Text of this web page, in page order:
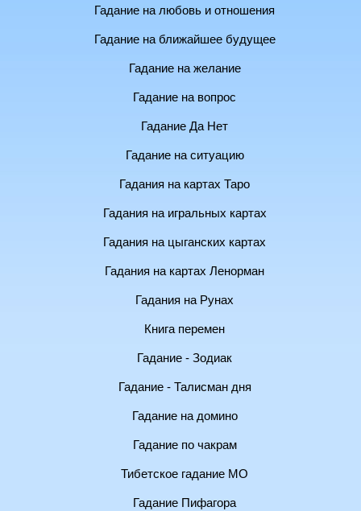
Гадание на любовь и отношения
Гадание на ближайшее будущее
Гадание на желание
Гадание на вопрос
Гадание Да Нет
Гадание на ситуацию
Гадания на картах Таро
Гадания на игральных картах
Гадания на цыганских картах
Гадания на картах Ленорман
Гадания на Рунах
Книга перемен
Гадание - Зодиак
Гадание - Талисман дня
Гадание на домино
Гадание по чакрам
Тибетское гадание МО
Гадание Пифагора